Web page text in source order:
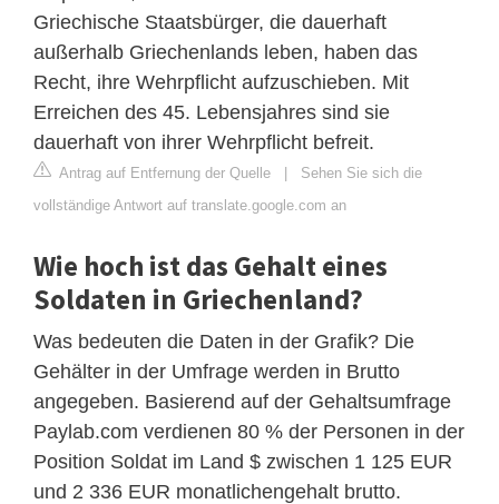
Griechische Staatsbürger, die dauerhaft
außerhalb Griechenlands leben, haben das
Recht, ihre Wehrpflicht aufzuschieben. Mit
Erreichen des 45. Lebensjahres sind sie
dauerhaft von ihrer Wehrpflicht befreit.
Antrag auf Entfernung der Quelle | Sehen Sie sich die
vollständige Antwort auf translate.google.com an
Wie hoch ist das Gehalt eines
Soldaten in Griechenland?
Was bedeuten die Daten in der Grafik? Die
Gehälter in der Umfrage werden in Brutto
angegeben. Basierend auf der Gehaltsumfrage
Paylab.com verdienen 80 % der Personen in der
Position Soldat im Land $ zwischen 1 125 EUR
und 2 336 EUR monatlichengehalt brutto.